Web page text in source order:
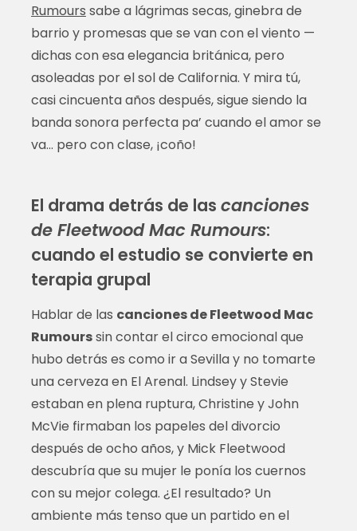
Rumours sabe a lágrimas secas, ginebra de
barrio y promesas que se van con el viento —
dichas con esa elegancia británica, pero
asoleadas por el sol de California. Y mira tú,
casi cincuenta años después, sigue siendo la
banda sonora perfecta pa’ cuando el amor se
va… pero con clase, ¡coño!
El drama detrás de las canciones
de Fleetwood Mac Rumours:
cuando el estudio se convierte en
terapia grupal
Hablar de las canciones de Fleetwood Mac
Rumourssin contar el circo emocional que
hubo detrás es como ir a Sevilla y no tomarte
una cerveza en El Arenal. Lindsey y Stevie
estaban en plena ruptura, Christine y John
McVie firmaban los papeles del divorcio
después de ocho años, y Mick Fleetwood
descubría que su mujer le ponía los cuernos
con su mejor colega. ¿El resultado? Un
ambiente más tenso que un partido en el